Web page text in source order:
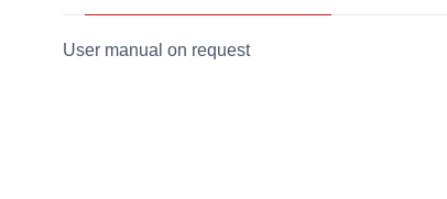
User manual on request